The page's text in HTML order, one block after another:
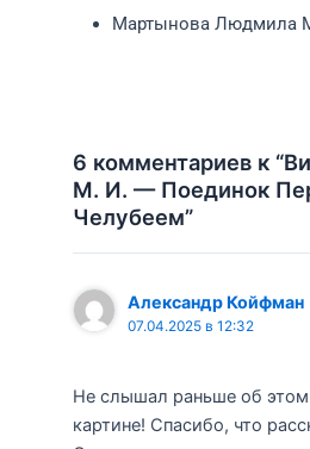
Мартынова Людмила
6 комментариев к
М. И. — Поединок
Челубеем”
Александр Койфман
07.04.2025 в 12:32
Не слышал раньше об
картине! Спасибо, что